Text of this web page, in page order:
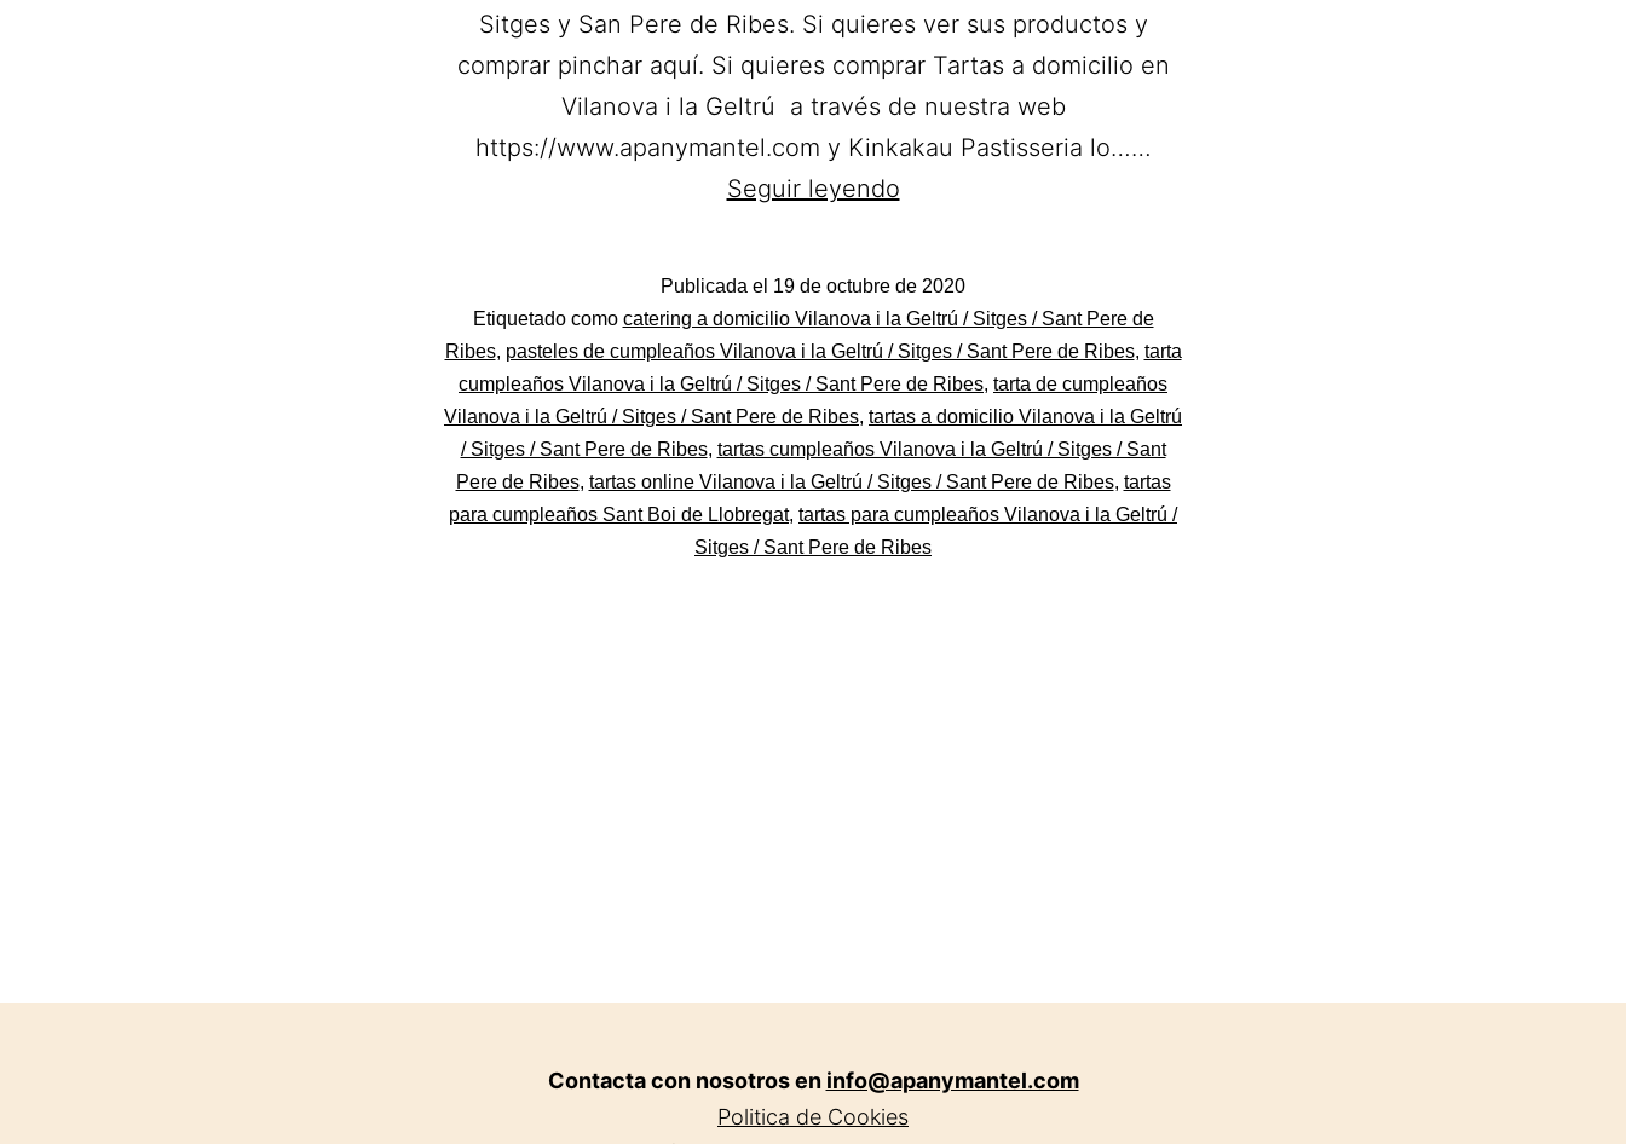
Sitges y San Pere de Ribes. Si quieres ver sus productos y
comprar pinchar aquí. Si quieres comprar Tartas a domicilio en
Vilanova i la Geltrú a través de nuestra web
https://www.apanymantel.com y Kinkakau Pastisseria lo……
Seguir leyendoKinkakau
a
domicilio
en
Vilanova
i
la
Geltrú
Publicada el 19 de octubre de 2020
Categorizado
como
Pastelerías
Asociadas
Apanymantel
Etiquetado como catering a domicilio Vilanova i la Geltrú / Sitges / Sant Pere de
Ribes, pasteles de cumpleaños Vilanova i la Geltrú / Sitges / Sant Pere de Ribes, tarta
cumpleaños Vilanova i la Geltrú / Sitges / Sant Pere de Ribes, tarta de cumpleaños
Vilanova i la Geltrú / Sitges / Sant Pere de Ribes, tartas a domicilio Vilanova i la Geltrú
/ Sitges / Sant Pere de Ribes, tartas cumpleaños Vilanova i la Geltrú / Sitges / Sant
Pere de Ribes, tartas online Vilanova i la Geltrú / Sitges / Sant Pere de Ribes, tartas
para cumpleaños Sant Boi de Llobregat, tartas para cumpleaños Vilanova i la Geltrú /
Sitges / Sant Pere de Ribes
Contacta con nosotros en info@apanymantel.com
Politica de Cookies